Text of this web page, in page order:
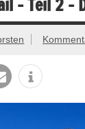
– Teil 2 –